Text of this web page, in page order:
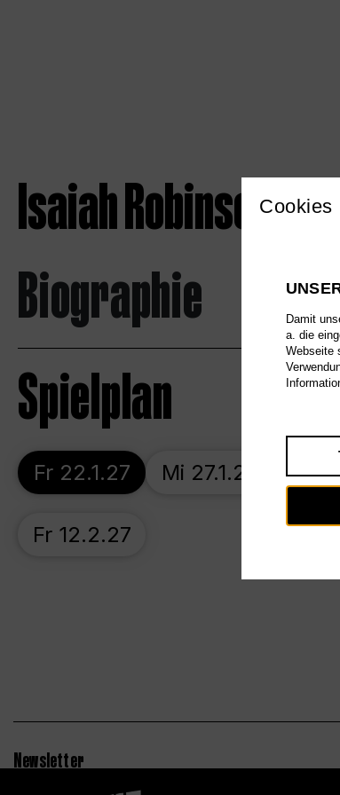
Isaiah Robinson
Biographie
Spielplan
Fr 22.1.27 Mi 27.1.27 So
Fr 12.2.27
Newsletter
Cookies
Damit
a. die
Webseite